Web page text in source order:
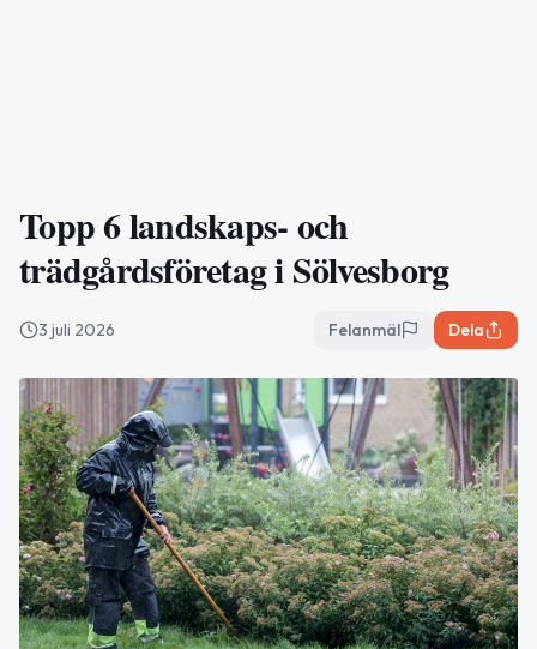
Topp 6 landskaps- och
trädgårdsföretag i Sölvesborg
3 juli 2026 Felanmäl Dela